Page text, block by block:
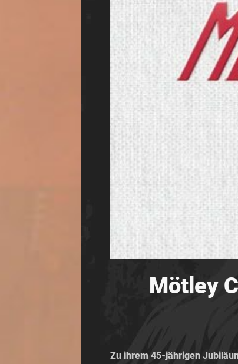
Mötley
Zu ihrem 45-jährigen